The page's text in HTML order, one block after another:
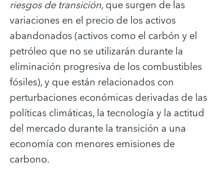
riesgos de transición, que surgen de las
variaciones en el precio de los activos
abandonados (activos como el carbón y el
petróleo que no se utilizarán durante la
eliminación progresiva de los combustibles
fósiles), y que están relacionados con
perturbaciones económicas derivadas de las
políticas climáticas, la tecnología y la actitud
del mercado durante la transición a una
economía con menores emisiones de
carbono.